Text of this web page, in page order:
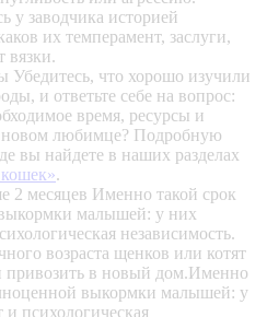
у заводчика историей
их темперамент, заслуги,
вязки.
Убедитесь, что хорошо изучили
и ответьте себе на вопрос:
время, ресурсы и
новом любимце? Подробную
вы найдете в наших разделах
.
2 месяцев Именно такой срок
малышей: у них
независимость.
возраста щенков или котят
привозить в новый дом.Именно
выкормки малышей: у
психологическая